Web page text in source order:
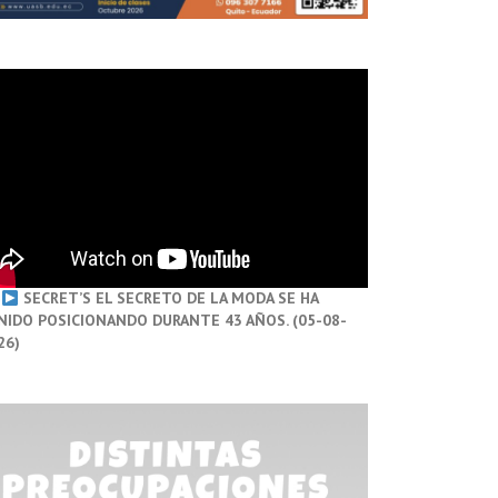
SECRET’S EL SECRETO DE LA MODA SE HA
POSICIONANDO DURANTE 43 AÑOS. (05-08-